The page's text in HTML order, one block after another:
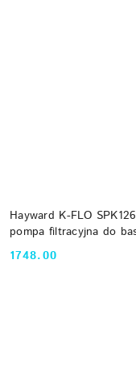
Hayward K-FLO
pompa filtracyjna do
Cena:
1748.00